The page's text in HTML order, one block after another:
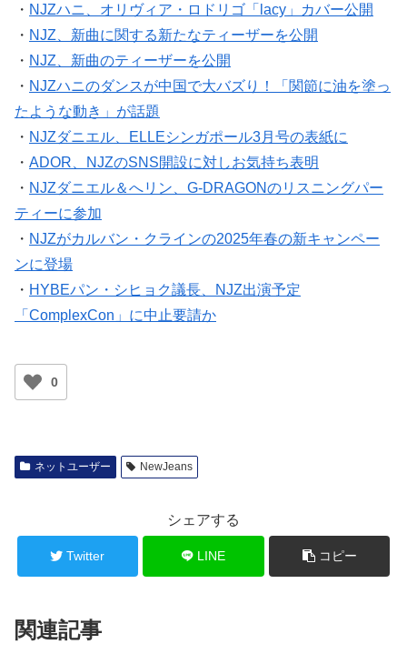
・ NJZハニ、オリヴィア・ロドリゴ「lacy」カバー公開
・ NJZ、新曲に関する新たなティーザーを公開
・ NJZ、新曲のティーザーを公開
・ NJZハニのダンスが中国で大バズり！「関節に油を塗っ
たような動き」が話題
・ NJZダニエル、ELLEシンガポール3月号の表紙に
・ ADOR、NJZのSNS開設に対しお気持ち表明
・ NJZダニエル＆へリン、G-DRAGONのリスニングパー
ティーに参加
・ NJZがカルバン・クラインの2025年春の新キャンペー
ンに登場
・ HYBEパン・シヒョク議長、NJZ出演予定
「ComplexCon」に中止要請か
0
ネットユーザー NewJeans
シェアする
Twitter LINE コピー
関連記事